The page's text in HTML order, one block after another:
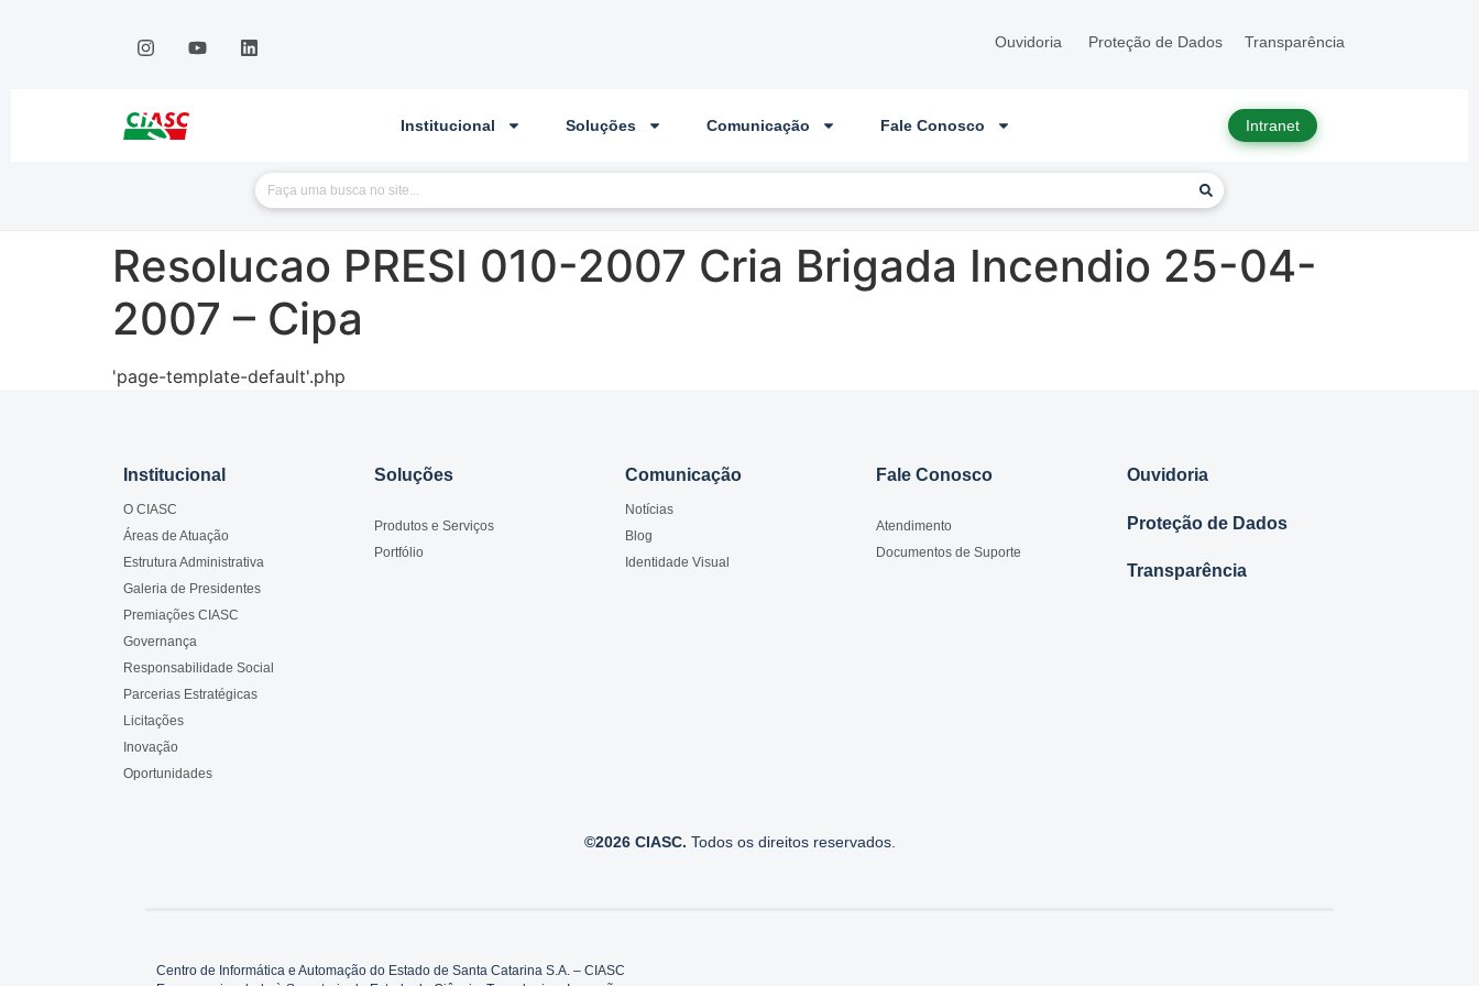
Ouvidoria Proteção de Dados Transparência
Institucional Soluções Comunicação Fale Conosco Intranet
Resolucao PRESI 010-2007 Cria Brigada Incendio 25-04-
2007 – Cipa
'page-template-default'.php
Institucional
O CIASC
Áreas de Atuação
Estrutura Administrativa
Galeria de Presidentes
Premiações CIASC
Governança
Responsabilidade Social
Parcerias Estratégicas
Licitações
Inovação
Oportunidades
Soluções
Produtos e Serviços
Portfólio
Comunicação
Notícias
Blog
Identidade Visual
Fale Conosco
Atendimento
Documentos de Suporte
Ouvidoria
Proteção de Dados
Transparência
©2026 CIASC. Todos os direitos reservados.
Centro de Informática e Automação do Estado de Santa Catarina S.A. – CIASC